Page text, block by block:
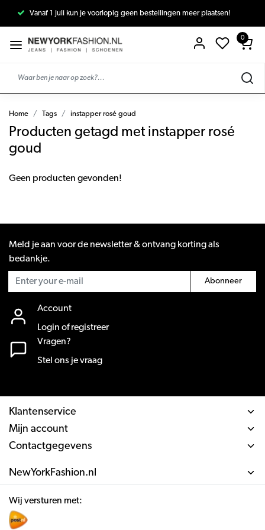
Vanaf 1 juli kun je voorlopig geen bestellingen meer plaatsen!
0
Home Tags instapper rosé goud
Producten getagd met instapper rosé
goud
Geen producten gevonden!
Meld je aan voor de newsletter & ontvang korting als
bedankje.
Abonneer
Account
Login of registreer
Vragen?
Stel ons je vraag
Klantenservice
Mijn account
Contactgegevens
NewYorkFashion.nl
Wij versturen met: